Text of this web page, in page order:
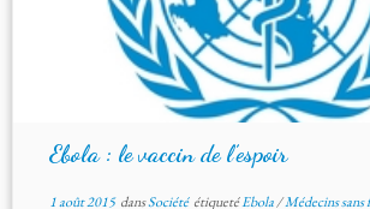
Ebola : le vaccin de l’espoir
1 août 2015dansSociété étiquetéEbola/Médecins